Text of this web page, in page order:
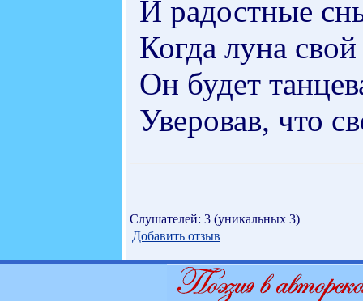
И радостные
Когда луна
Он будет
Уверовав, что
Слушателей: 3 (уникальных 3)
Добавить отзыв